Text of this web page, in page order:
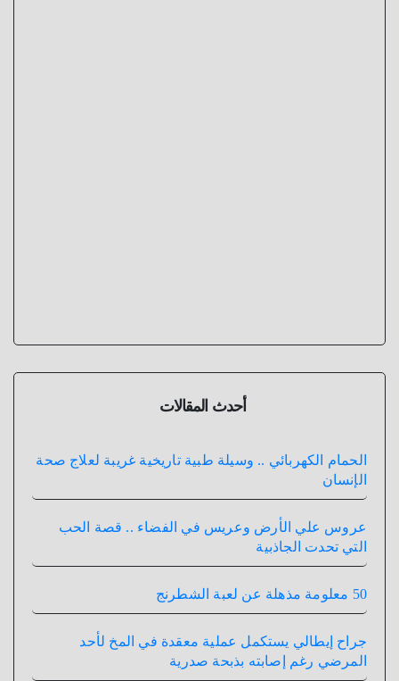
أحدث المقالات
الحمام الكهربائي .. وسيلة طبية تاريخية غريبة لعلاج صحة
الإنسان
عروس علي الأرض وعريس في الفضاء .. قصة الحب
التي تحدت الجاذبية
50 معلومة مذهلة عن لعبة الشطرنج
جراح إيطالي يستكمل عملية معقدة في المخ لأحد
المرضي رغم إصابته بذبحة صدرية